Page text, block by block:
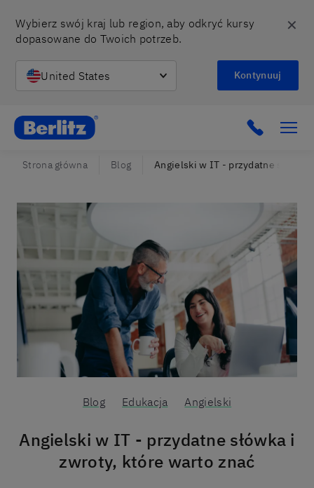
Wybierz swój kraj lub region, aby odkryć kursy
dopasowane do Twoich potrzeb.
United States Kontynuuj
✕
Berlitz Poland Click to
Strona główna Blog Angielski w IT - przydatne
Blog Edukacja Angielski
Angielski w IT - przydatne słówka i
zwroty, które warto znać